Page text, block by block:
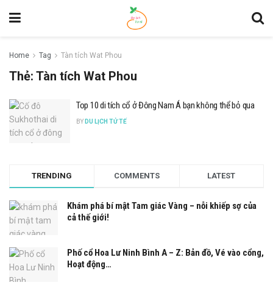
Home Tag Tàn tích Wat Phou
Thẻ: Tàn tích Wat Phou
Top 10 di tích cổ ở Đông Nam Á bạn không thể bỏ qua
BY DU LỊCH TỬ TẾ
TRENDING COMMENTS LATEST
Khám phá bí mật Tam giác Vàng – nỗi khiếp sợ của
cả thế giới!
Phố cổ Hoa Lư Ninh Bình A – Z: Bản đồ, Vé vào cổng,
Hoạt động…